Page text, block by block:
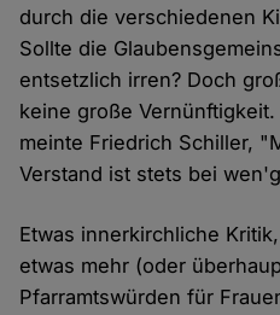
durch die verschiedenen
Sollte die
entsetzlich irren? Doch
keine große
meinte Friedrich Schiller,
Verstand ist stets bei
Etwas innerkirchliche
etwas mehr (oder
Pfarramtswürden für